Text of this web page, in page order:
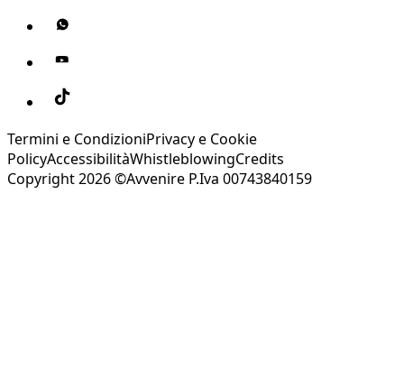
Termini e CondizioniPrivacy e Cookie
PolicyAccessibilitàWhistleblowingCredits
Copyright 2026 ©Avvenire P.Iva 00743840159